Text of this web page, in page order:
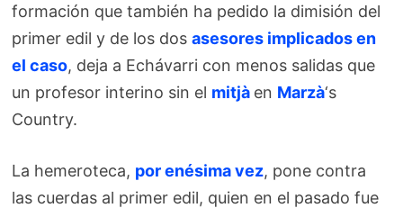
formación que también ha pedido la dimisión del
primer edil y de los dosasesores implicados en
el caso, deja a Echávarri con menos salidas que
un profesor interino sin el mitjà en Marzà‘s
Country.
La hemeroteca, por enésima vez, pone contra
las cuerdas al primer edil, quien en el pasado fue